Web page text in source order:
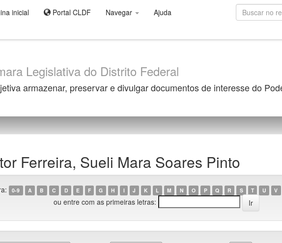
inicial Portal CLDF Navegar Ajuda
Legislativa do Distrito Federal
armazenar, preservar e divulgar documentos de interesse do
Ferreira, Sueli Mara Soares Pinto
0-9 A B C D E F G H I J K L M N O P Q R S T U V
ou entre com as primeiras letras: